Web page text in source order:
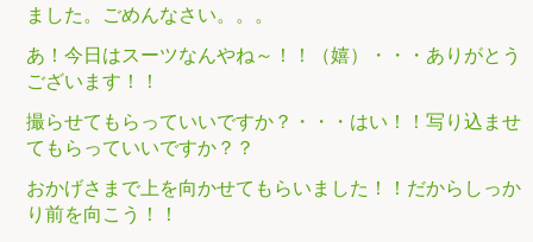
ました。ごめんなさい。。。
あ！今日はスーツなんやね～！！（嬉）・・・ありがとう
ございます！！
撮らせてもらっていいですか？・・・はい！！写り込ませ
てもらっていいですか？？
おかげさまで上を向かせてもらいました！！だからしっか
り前を向こう！！